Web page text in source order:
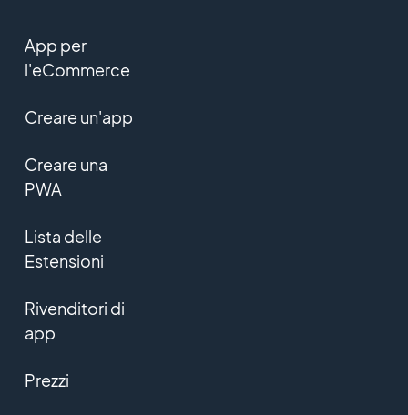
App per
l'eCommerce
Creare un'app
Creare una
PWA
Lista delle
Estensioni
Rivenditori di
app
Prezzi